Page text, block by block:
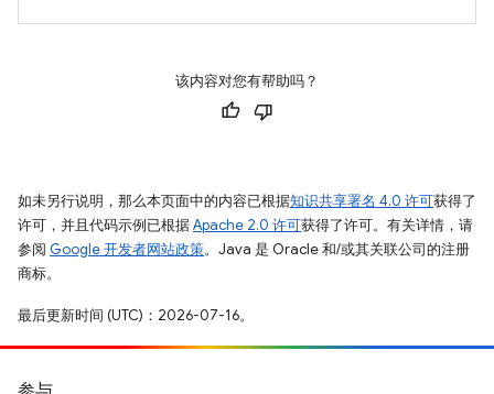
该内容对您有帮助吗？
如未另行说明，那么本页面中的内容已根据知识共享署名 4.0 许可获得了
许可，并且代码示例已根据Apache 2.0 许可获得了许可。有关详情，请
参阅 Google 开发者网站政策。Java 是 Oracle 和/或其关联公司的注册
商标。
最后更新时间 (UTC)：2026-07-16。